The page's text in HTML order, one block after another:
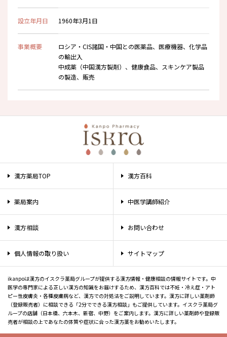
設立年月日 1960年3月1日
事業概要
ロシア・CIS諸国・中国との医薬品、医療機器、化学品
の輸出入
中成薬（中国漢方製剤）、健康食品、スキンケア製品
の製造、販売
漢方薬局TOP 漢方百科
薬局案内 中医学講師紹介
漢方相談 お問い合わせ
個人情報の取り扱い サイトマップ
ikanpoは漢方のイスクラ薬局グループが提供する漢方情報・健康相談の情報サイトです。中
医学の専門家による正しい漢方の知識をお届けするため、漢方百科では不妊・冷え症・アト
ピー性皮膚炎・各種皮膚病など、漢方での対処法をご説明しています。漢方に詳しい薬剤師
（登録販売者）に相談できる「2分でできる漢方相談」もご提供しています。イスクラ薬局グ
ループの店舗（日本橋、六本木、新宿、中野）をご案内します。漢方に詳しい薬剤師や登録販
売者が相談の上であなたの体質や症状に合った漢方薬をお勧めいたします。